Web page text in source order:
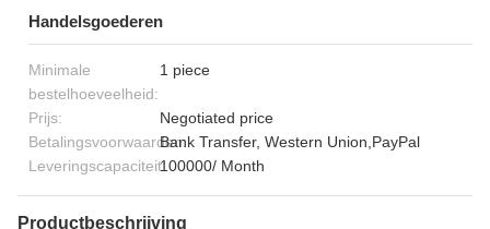
Handelsgoederen
Minimale
bestelhoeveelheid:
1 piece
Prijs:
Negotiated price
Betalingsvoorwaarden:Bank Transfer, Western Union,PayPal
Leveringscapaciteit:100000/ Month
Productbeschrijving